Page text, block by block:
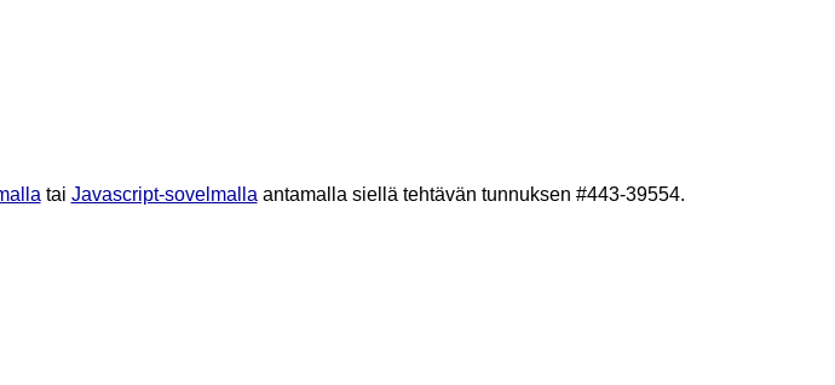
tai Javascript-sovelmalla antamalla siellä tehtävän tunnuksen #443-39554.